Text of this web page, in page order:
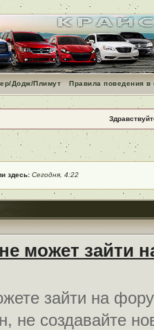
Додж/Плимут Правила поведения
здесь: Сегодня, 4:22
может зайти
зайти на
не создавайте